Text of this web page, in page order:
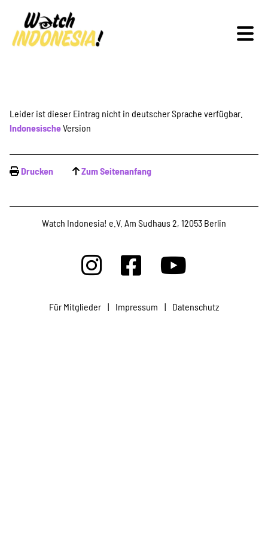
Schwerpunkte
Veranstaltungen
Publikationen
Projekte
Leider ist dieser Eintrag nicht in deutscher Sprache verfügbar.
IndonesischeVersion
Drucken Zum Seitenanfang
Watch Indonesia! e.V. Am Sudhaus 2, 12053 Berlin
Für Mitglieder | Impressum | Datenschutz